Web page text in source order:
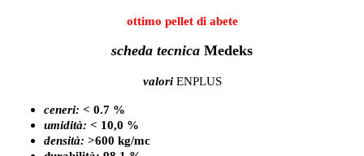
ottimo pellet di abete
scheda tecnica Medeks
valori ENPLUS
ceneri: < 0.7 %
umidità: < 10,0 %
densità: >600 kg/mc